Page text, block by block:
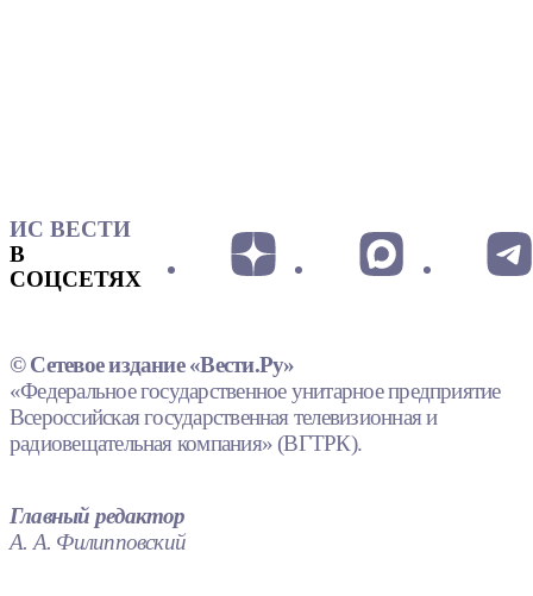
ИС ВЕСТИ
В
СОЦСЕТЯХ
© Сетевое издание «Вести.Ру»
«Федеральное государственное унитарное предприятие
Всероссийская государственная телевизионная и
радиовещательная компания» (ВГТРК).
Главный редактор
А. А. Филипповский